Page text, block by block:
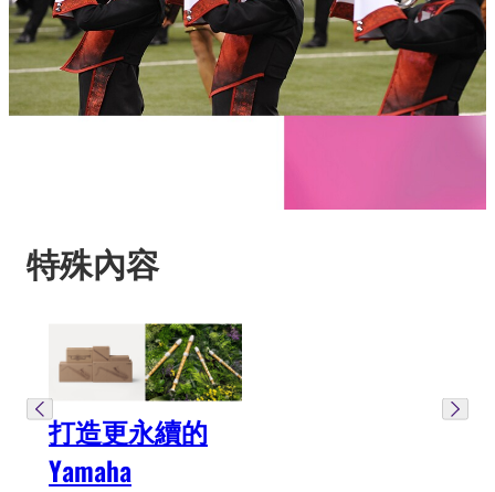
特殊內容
打造更永續的
Yamaha